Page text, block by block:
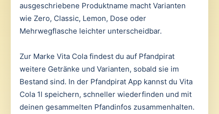
ausgeschriebene Produktname macht Varianten
wie Zero, Classic, Lemon, Dose oder
Mehrwegflasche leichter unterscheidbar.
Zur Marke Vita Cola findest du auf Pfandpirat
weitere Getränke und Varianten, sobald sie im
Bestand sind. In der Pfandpirat App kannst du Vita
Cola 1l speichern, schneller wiederfinden und mit
deinen gesammelten Pfandinfos zusammenhalten.